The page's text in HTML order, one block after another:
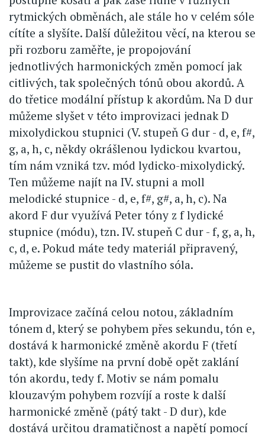
rytmických obměnách, ale stále ho v celém sóle
cítíte a slyšíte. Další důležitou věcí, na kterou se
při rozboru zaměřte, je propojování
jednotlivých harmonických změn pomocí jak
citlivých, tak společných tónů obou akordů. A
do třetice modální přístup k akordům. Na D dur
můžeme slyšet v této improvizaci jednak D
mixolydickou stupnici (V. stupeň G dur - d, e, f#,
g, a, h, c, někdy okrášlenou lydickou kvartou,
tím nám vzniká tzv. mód lydicko-mixolydický.
Ten můžeme najít na IV. stupni a moll
melodické stupnice - d, e, f#, g#, a, h, c). Na
akord F dur využívá Peter tóny z f lydické
stupnice (módu), tzn. IV. stupeň C dur - f, g, a, h,
c, d, e. Pokud máte tedy materiál připravený,
můžeme se pustit do vlastního sóla.
Improvizace začíná celou notou, základním
tónem d, který se pohybem přes sekundu, tón e,
dostává k harmonické změně akordu F (třetí
takt), kde slyšíme na první době opět zaklání
tón akordu, tedy f. Motiv se nám pomalu
klouzavým pohybem rozvíjí a roste k další
harmonické změně (pátý takt - D dur), kde
dostává určitou dramatičnost a napětí pomocí